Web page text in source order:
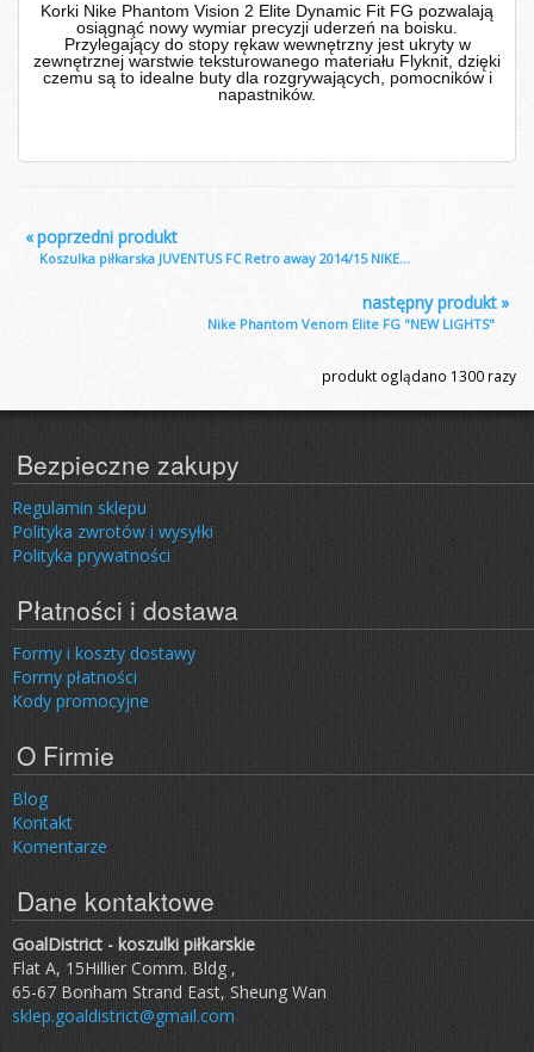
Korki Nike Phantom Vision 2 Elite Dynamic Fit FG pozwalają
osiągnąć nowy wymiar precyzji uderzeń na boisku.
Przylegający do stopy rękaw wewnętrzny jest ukryty w
zewnętrznej warstwie teksturowanego materiału Flyknit, dzięki
czemu są to idealne buty dla rozgrywających, pomocników i
napastników.
«poprzedni produkt
Koszulka piłkarska JUVENTUS FC Retro away 2014/15 NIKE...
»
następny produkt
Nike Phantom Venom Elite FG "NEW LIGHTS"
produkt oglądano 1300 razy
Bezpieczne zakupy
Regulamin sklepu
Polityka zwrotów i wysyłki
Polityka prywatności
Płatności i dostawa
Formy i koszty dostawy
Formy płatności
Kody promocyjne
O Firmie
Blog
Kontakt
Komentarze
Dane kontaktowe
GoalDistrict - koszulki piłkarskie
Flat A, 15Hillier Comm. Bldg ,
65-67 Bonham Strand East, Sheung Wan
sklep.goaldistrict@gmail.com